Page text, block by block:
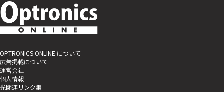
OPTRONICS ONLINE について
広告掲載について
運営会社
個人情報
光関連リンク集